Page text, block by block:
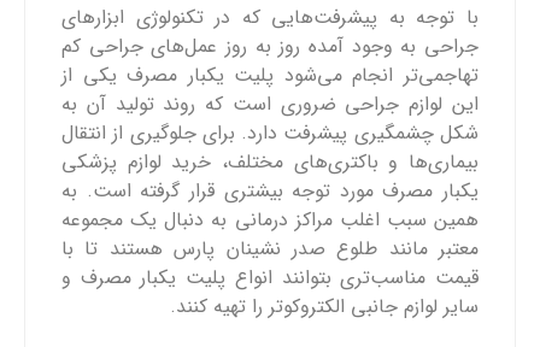
با توجه به پیشرفت‌هایی که در تکنولوژی ابزارهای
جراحی به وجود آمده روز به روز عمل‌های جراحی کم
تهاجمی‌تر انجام می‌شود پلیت یکبار مصرف یکی از
این لوازم جراحی ضروری است که روند تولید آن به
شکل چشمگیری پیشرفت دارد. برای جلوگیری از انتقال
بیماری‌ها و باکتری‌های مختلف، خرید لوازم پزشکی
یکبار مصرف مورد توجه بیشتری قرار گرفته است. به
همین سبب اغلب مراکز درمانی به دنبال یک مجموعه
معتبر مانند طلوع صدر نشینان پارس هستند تا با
قیمت مناسب‌تری بتوانند انواع پلیت یکبار مصرف و
سایر لوازم جانبی الکتروکوتر را تهیه کنند.